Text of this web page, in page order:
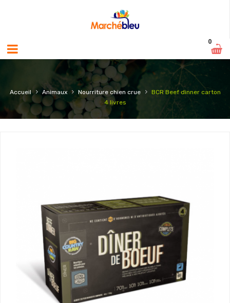
0
Accueil › Animaux › Nourriture chien crue ›
BCR Beef dinner carton
4 livres